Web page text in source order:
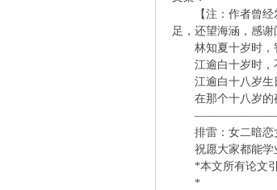
【注：作者曾经发
足，还望海涵，感谢
林知夏十岁时，智
江逾白十岁时，不
江逾白十八岁生日
在那个十八岁的夜
排雷：女二暗恋女
祝愿大家都能学
*本文所有论文引
*